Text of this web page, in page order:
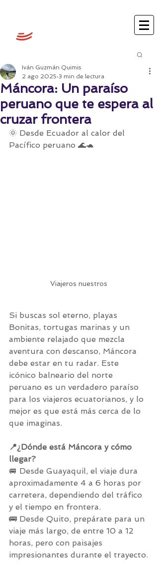
Máncora: Un paraíso
peruano que te espera al
cruzar frontera
Iván Guzmán Quimis
2 ago 2025 3 min de lectura
🌞 Desde Ecuador al calor del
Pacífico peruano 🌊🐢
Viajeros nuestros
Si buscas sol eterno, playas
Bonitas, tortugas marinas y un
ambiente relajado que mezcla
aventura con descanso, Máncora
debe estar en tu radar. Este
icónico balneario del norte
peruano es un verdadero paraíso
para los viajeros ecuatorianos, y lo
mejor es que está más cerca de lo
que imaginas.
📍¿Dónde está Máncora y cómo
llegar?
🚐 Desde Guayaquil, el viaje dura
aproximadamente 4 a 6 horas por
carretera, dependiendo del tráfico
y el tiempo en frontera.
🚌 Desde Quito, prepárate para un
viaje más largo, de entre 10 a 12
horas, pero con paisajes
impresionantes durante el trayecto.